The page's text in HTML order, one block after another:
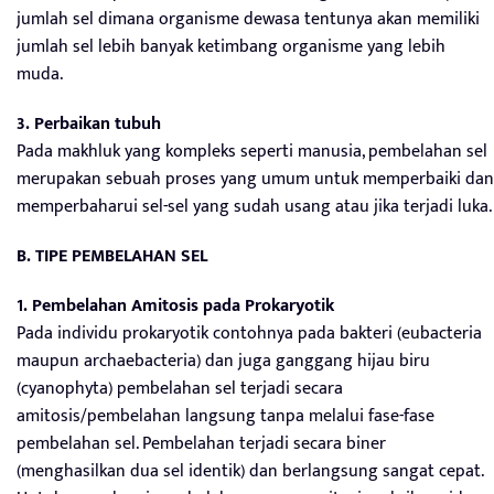
jumlah sel dimana organisme dewasa tentunya akan memiliki
jumlah sel lebih banyak ketimbang organisme yang lebih
muda.
3. Perbaikan tubuh
Pada makhluk yang kompleks seperti manusia, pembelahan sel
merupakan sebuah proses yang umum untuk memperbaiki dan
memperbaharui sel-sel yang sudah usang atau jika terjadi luka.
B. TIPE PEMBELAHAN SEL
1. Pembelahan Amitosis pada Prokaryotik
Pada individu prokaryotik contohnya pada bakteri (eubacteria
maupun archaebacteria) dan juga ganggang hijau biru
(cyanophyta) pembelahan sel terjadi secara
amitosis/pembelahan langsung tanpa melalui fase-fase
pembelahan sel. Pembelahan terjadi secara biner
(menghasilkan dua sel identik) dan berlangsung sangat cepat.